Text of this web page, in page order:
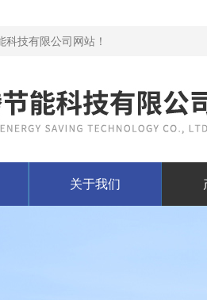
技有限公司网站！
关于我们